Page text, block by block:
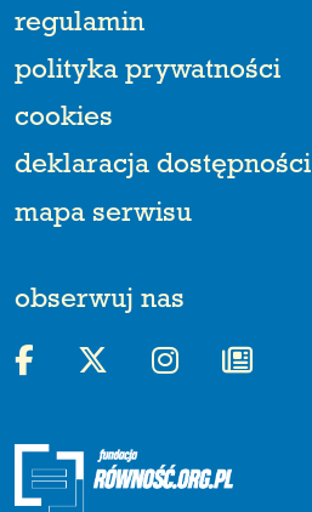
regulamin
polityka prywatności
cookies
deklaracja dostępności
mapa serwisu
obserwuj nas